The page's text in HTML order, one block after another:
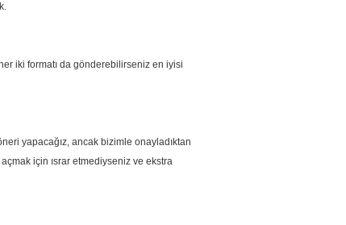
iki formatı da gönderebilirseniz en iyisi
yapacağız, ancak bizimle onayladıktan
için ısrar etmediyseniz ve ekstra